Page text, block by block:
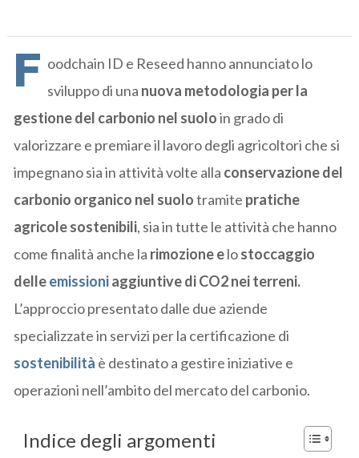
F oodchain ID e Reseed hanno annunciato lo
sviluppo di una nuova metodologia per la
gestione del carbonio nel suoloin grado di
valorizzare e premiare il lavoro degli agricoltori che si
impegnano sia in attività volte alla conservazione del
carbonio organico nel suolotramite pratiche
agricole sostenibili, sia in tutte le attività che hanno
come finalità anche la rimozione elostoccaggio
delleemissioniaggiuntive di CO2 nei terreni.
L’approccio presentato dalle due aziende
specializzate in servizi per la certificazione di
sostenibilità è destinato a gestire iniziative e
operazioni nell’ambito del mercato del carbonio.
Indice degli argomenti